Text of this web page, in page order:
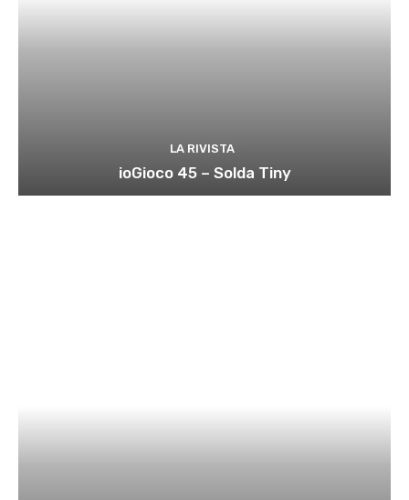
LA RIVISTA
ioGioco 45 – Solda Tiny